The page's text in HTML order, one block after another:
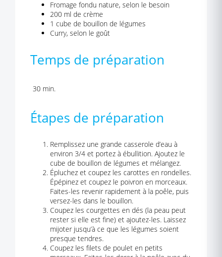
Fromage fondu nature, selon le besoin
200 ml de crème
1 cube de bouillon de légumes
Curry, selon le goût
Temps de préparation
30 min.
Étapes de préparation
Remplissez une grande casserole d’eau à
environ 3/4 et portez à ébullition. Ajoutez le
cube de bouillon de légumes et mélangez.
Épluchez et coupez les carottes en rondelles.
Épépinez et coupez le poivron en morceaux.
Faites-les revenir rapidement à la poêle, puis
versez-les dans le bouillon.
Coupez les courgettes en dés (la peau peut
rester si elle est fine) et ajoutez-les. Laissez
mijoter jusqu’à ce que les légumes soient
presque tendres.
Coupez les filets de poulet en petits